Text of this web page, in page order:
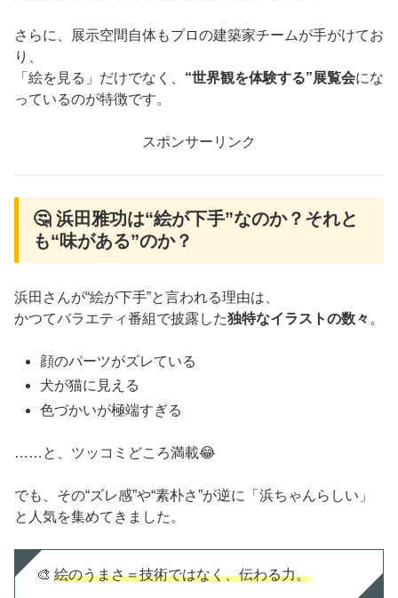
さらに、展示空間自体もプロの建築家チームが手がけてお
り、
「絵を見る」だけでなく、 “世界観を体験する”展覧会にな
っているのが特徴です。
スポンサーリンク
🤔 浜田雅功は“絵が下手”なのか？それと
も“味がある”のか？
浜田さんが“絵が下手”と言われる理由は、
かつてバラエティ番組で披露した独特なイラストの数々 。
顔のパーツがズレている
犬が猫に見える
色づかいが極端すぎる
……と、ツッコミどころ満載😂
でも、その“ズレ感”や“素朴さ”が逆に「浜ちゃんらしい」
と人気を集めてきました。
🎨 絵のうまさ＝技術ではなく、伝わる力。